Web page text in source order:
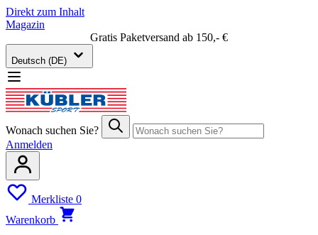
Direkt zum Inhalt
Magazin
Gratis Paketversand ab 150,- €
Deutsch (DE)
Wonach suchen Sie?
Anmelden
Merkliste 0
Warenkorb